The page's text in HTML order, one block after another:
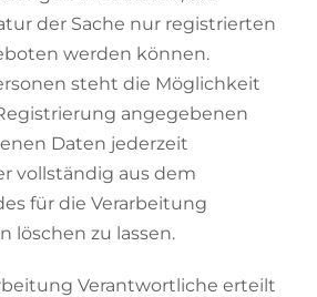
der Sache nur registrierten
werden können.
steht die Möglichkeit
angegebenen
Daten jederzeit
vollständig aus dem
für die Verarbeitung
löschen zu lassen.
Verantwortliche erteilt